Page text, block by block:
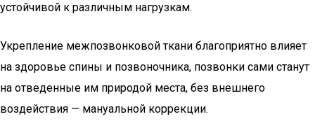
устойчивой к различным нагрузкам.
Укрепление межпозвонковой ткани благоприятно влияет
на здоровье спины и позвоночника, позвонки сами станут
на отведенные им природой места, без внешнего
воздействия — мануальной коррекции.